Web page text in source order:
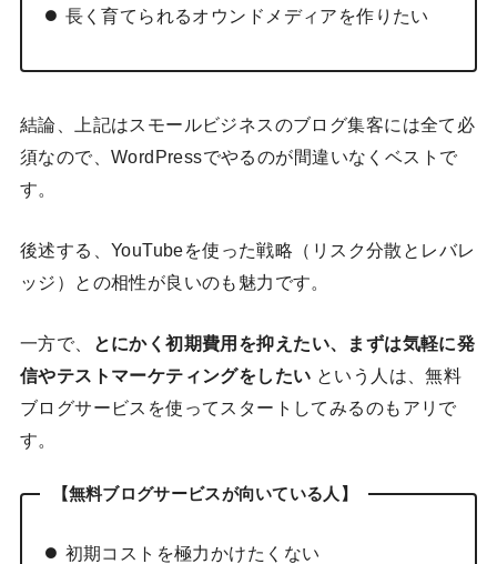
長く育てられるオウンドメディアを作りたい
結論、上記はスモールビジネスのブログ集客には全て必
須なので、WordPressでやるのが間違いなくベストで
す。
後述する、YouTubeを使った戦略（リスク分散とレバレ
ッジ）との相性が良いのも魅力です。
一方で、
とにかく初期費用を抑えたい、まずは気軽に発
信やテストマーケティングをしたい という人は、無料
ブログサービスを使ってスタートしてみるのもアリで
す。
【無料ブログサービスが向いている人 】
初期コストを極力かけたくない